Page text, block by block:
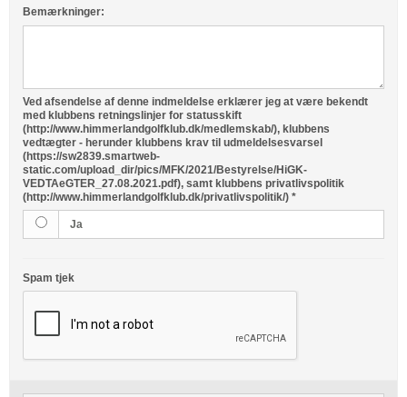
Bemærkninger:
Ved afsendelse af denne indmeldelse erklærer jeg at være bekendt
med klubbens retningslinjer for statusskift
(http://www.himmerlandgolfklub.dk/medlemskab/), klubbens
vedtægter - herunder klubbens krav til udmeldelsesvarsel
(https://sw2839.smartweb-
static.com/upload_dir/pics/MFK/2021/Bestyrelse/HiGK-
VEDTAeGTER_27.08.2021.pdf), samt klubbens privatlivspolitik
(http://www.himmerlandgolfklub.dk/privatlivspolitik/) *
Ja
Spam tjek